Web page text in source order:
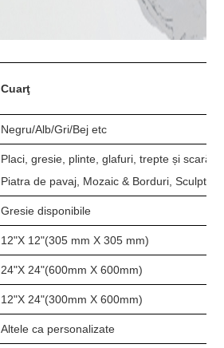
Cuarţ
Negru/Alb/Gri/Bej etc
Placi, gresie, plinte, glafuri, trepte și scară,
Piatra de pavaj, Mozaic & Borduri,
Gresie disponibile
12"X 12"(305 mm X 305 mm)
24"X 24"(600mm X 600mm)
12"X 24"(300mm X 600mm)
Altele ca personalizate